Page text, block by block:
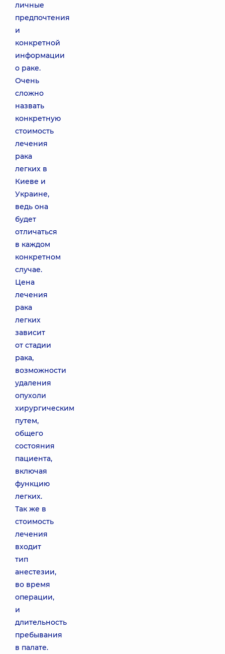
личные
предпочтения
и
конкретной
информации
о раке.
Очень
сложно
назвать
конкретную
стоимость
лечения
рака
легких в
Киеве и
Украине,
ведь она
будет
отличаться
в каждом
конкретном
случае.
Цена
лечения
рака
легких
зависит
от стадии
рака,
возможности
удаления
опухоли
хирургическим
путем,
общего
состояния
пациента,
включая
функцию
легких.
Так же в
стоимость
лечения
входит
тип
анестезии,
во время
операции,
и
длительность
пребывания
в палате.